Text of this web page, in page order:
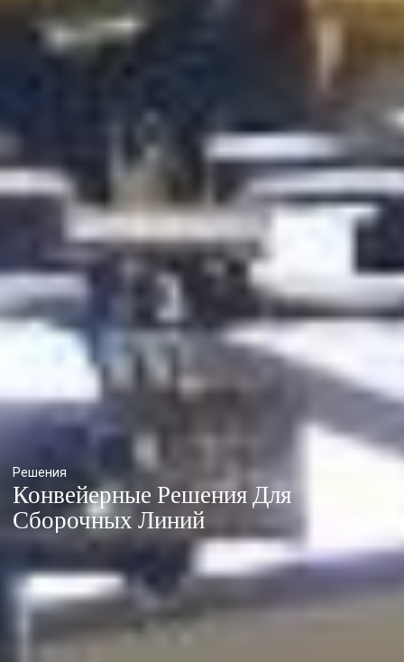
Решения
Конвейерные Решения Для
Сборочных Линий